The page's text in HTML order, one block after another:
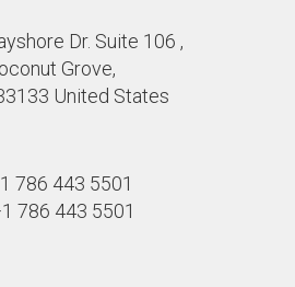
Dr. Suite 106 ,
Grove,
United States
786 443 5501
786 443 5501